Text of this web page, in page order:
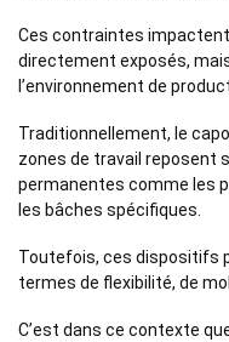
Ces contraintes
directement exposés,
l’environnement de
Traditionnellement, le
zones de travail reposent
permanentes comme les
les bâches spécifiques.
Toutefois, ces dispositifs
termes de flexibilité, de
C’est dans ce contexte